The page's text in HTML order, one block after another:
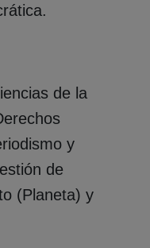
de la
y
de
(Planeta) y